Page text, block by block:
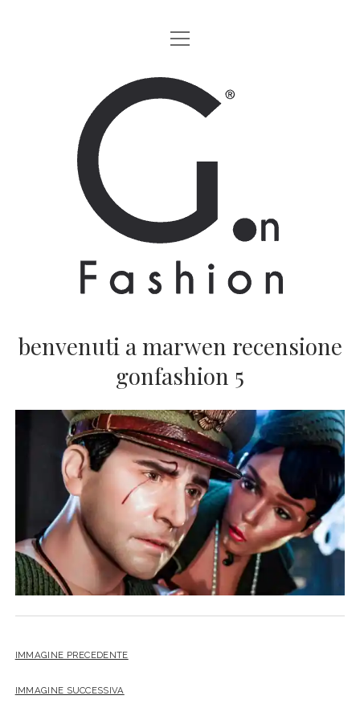
HOME
MODA
LIFESTYLE
CHI SIAMO
EN
apri
menu
G.on
Fashion
Magazine
benvenuti a marwen recensione
gonfashion 5
IMMAGINE PRECEDENTE
IMMAGINE SUCCESSIVA